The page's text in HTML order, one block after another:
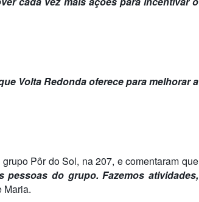
Volta Redonda oferece para melhorar a
Pôr do Sol, na 207, e comentaram que
pessoas do grupo. Fazemos atividades,
Maria.